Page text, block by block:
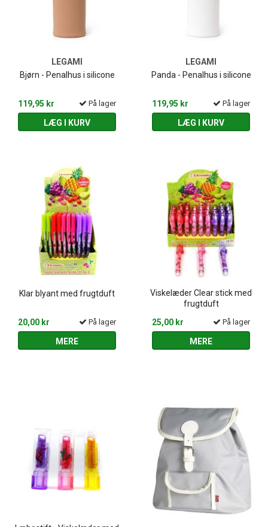
LEGAMI
Bjørn - Penalhus i silicone
119,95 kr På lager
LÆG I KURV
LEGAMI
Panda - Penalhus i silicone
119,95 kr På lager
LÆG I KURV
Klar blyant med frugtduft
20,00 kr På lager
MERE
Viskelæder Clear stick med
frugtduft
25,00 kr
På lager
MERE